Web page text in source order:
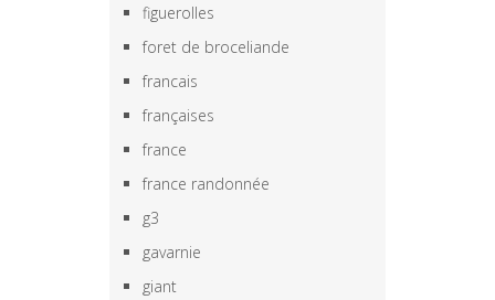
figuerolles
foret de broceliande
francais
françaises
france
france randonnée
g3
gavarnie
giant